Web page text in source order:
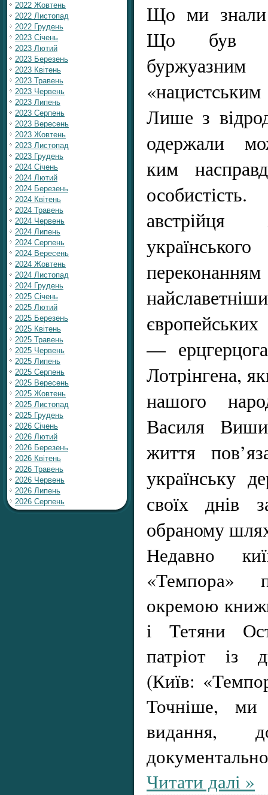
2022 Жовтень
2022 Листопад
2022 Грудень
2023 Січень
2023 Лютий
2023 Березень
2023 Квітень
2023 Травень
2023 Червень
2023 Липень
2023 Серпень
2023 Вересень
2023 Жовтень
2023 Листопад
2023 Грудень
2024 Січень
2024 Лютий
2024 Березень
2024 Квітень
2024 Травень
2024 Червень
2024 Липень
2024 Серпень
2024 Вересень
2024 Жовтень
2024 Листопад
2024 Грудень
2025 Січень
2025 Лютий
2025 Березень
2025 Квітень
2025 Травень
2025 Червень
2025 Липень
2025 Серпень
2025 Вересень
2025 Жовтень
2025 Листопад
2025 Грудень
2026 Січень
2026 Лютий
2026 Березень
2026 Квітень
2026 Травень
2026 Червень
2026 Липень
2026 Серпень
Що ми знали
Що був
Лише з
одержали
ким
австрійця
європейських
—
Лотрінгена,
нашого
Василя
життя
українську
своїх днів
обраному
Недавно
«Темпора»
окремою
і Тетяни
патріот із
(Київ:
Точніше, ми
видання,
Читати далі »